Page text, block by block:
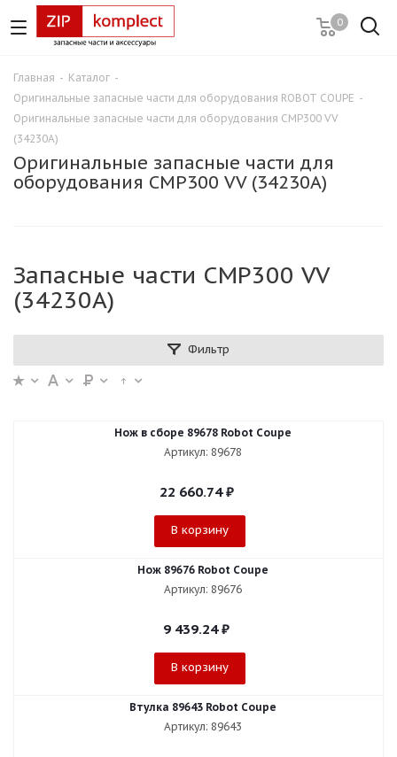
0
Главная - Каталог -
Оригинальные запасные части для оборудования ROBOT COUPE -
Оригинальные запасные части для оборудования CМР300 VV
(34230А)
Оригинальные запасные части для
оборудования CМР300 VV (34230А)
Запасные части CМР300 VV
(34230А)
Фильтр
Нож в сборе 89678 Robot Coupe
Артикул: 89678
22 660.74₽
В корзину
Нож 89676 Robot Coupe
Артикул: 89676
9 439.24₽
В корзину
Втулка 89643 Robot Coupe
Артикул: 89643